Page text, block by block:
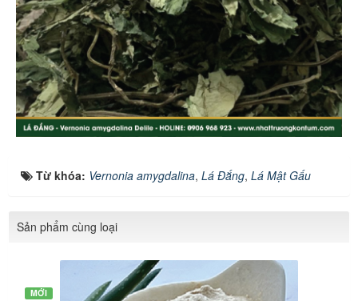
Từ khóa: Vernonia amygdalina, Lá Đắng, Lá Mật Gấu
Sản phẩm cùng loại
MỚI